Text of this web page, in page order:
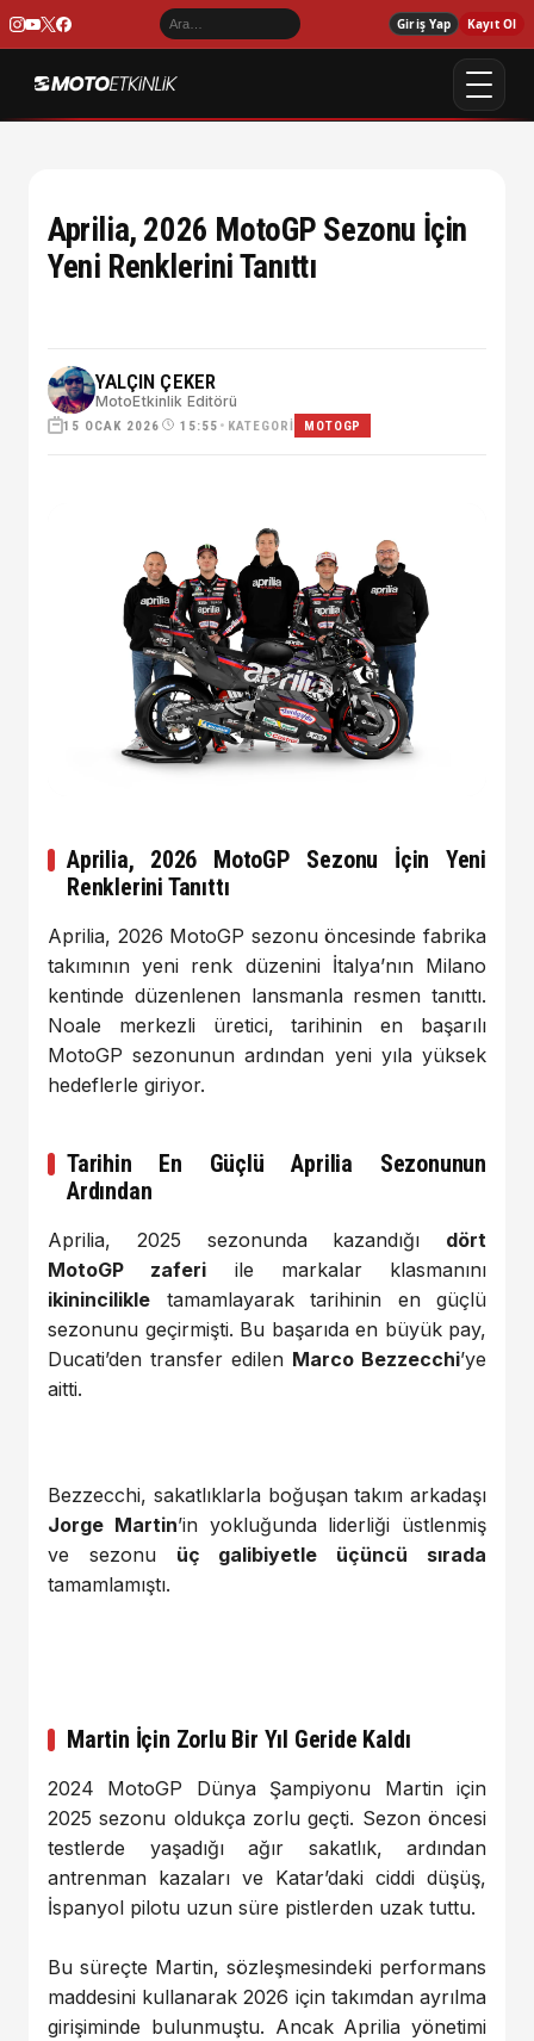
Giriş Yap Kayıt Ol
Aprilia, 2026 MotoGP Sezonu İçin
Yeni Renklerini Tanıttı
YALÇIN ÇEKER
MotoEtkinlik Editörü
15 OCAK 2026 15:55 • KATEGORI MOTOGP
Aprilia, 2026 MotoGP Sezonu İçin Yeni
Renklerini Tanıttı
Aprilia, 2026 MotoGP sezonu öncesinde fabrika
takımının yeni renk düzenini İtalya’nın Milano
kentinde düzenlenen lansmanla resmen tanıttı.
Noale merkezli üretici, tarihinin en başarılı
MotoGP sezonunun ardından yeni yıla yüksek
hedeflerle giriyor.
Tarihin En Güçlü Aprilia Sezonunun
Ardından
Aprilia, 2025 sezonunda kazandığı dört
MotoGP zaferi ile markalar klasmanını
ikinincilikle tamamlayarak tarihinin en güçlü
sezonunu geçirmişti. Bu başarıda en büyük pay,
Ducati’den transfer edilen Marco Bezzecchi’ye
aitti.
Bezzecchi, sakatlıklarla boğuşan takım arkadaşı
Jorge Martin’in yokluğunda liderliği üstlenmiş
ve sezonu üç galibiyetle üçüncü sırada
tamamlamıştı.
Martin İçin Zorlu Bir Yıl Geride Kaldı
2024 MotoGP Dünya Şampiyonu Martin için
2025 sezonu oldukça zorlu geçti. Sezon öncesi
testlerde yaşadığı ağır sakatlık, ardından
antrenman kazaları ve Katar’daki ciddi düşüş,
İspanyol pilotu uzun süre pistlerden uzak tuttu.
Bu süreçte Martin, sözleşmesindeki performans
maddesini kullanarak 2026 için takımdan ayrılma
girişiminde bulunmuştu. Ancak Aprilia yönetimi